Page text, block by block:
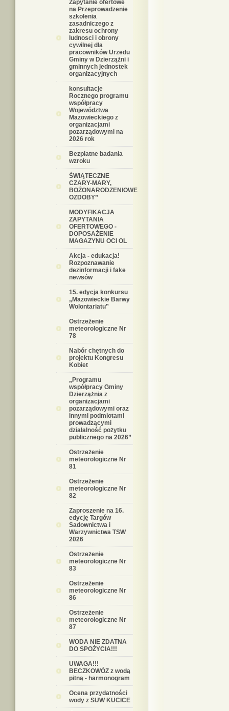
Zapytanie ofertowe
na Przeprowadzenie
szkolenia
zasadniczego z
zakresu ochrony
ludnosci i obrony
cywilnej dla
pracowników Urzedu
Gminy w Dzierzążni i
gminnych jednostek
organizacyjnych
konsultacje
Rocznego programu
współpracy
Województwa
Mazowieckiego z
organizacjami
pozarządowymi na
2026 rok
Bezpłatne badania
wzroku
ŚWIĄTECZNE
CZARY-MARY,
BOŻONARODZENIOWE
OZDOBY”
MODYFIKACJA
ZAPYTANIA
OFERTOWEGO -
DOPOSAŻENIE
MAGAZYNU OCI OL
Akcja - edukacja!
Rozpoznawanie
dezinformacji i fake
newsów
15. edycja konkursu
„Mazowieckie Barwy
Wolontariatu”
Ostrzeżenie
meteorologiczne Nr
78
Nabór chętnych do
projektu Kongresu
Kobiet
„Programu
współpracy Gminy
Dzierzążnia z
organizacjami
pozarządowymi oraz
innymi podmiotami
prowadzącymi
działalność pożytku
publicznego na 2026”
Ostrzeżenie
meteorologiczne Nr
81
Ostrzeżenie
meteorologiczne Nr
82
Zaproszenie na 16.
edycję Targów
Sadownictwa i
Warzywnictwa TSW
2026
Ostrzeżenie
meteorologiczne Nr
83
Ostrzeżenie
meteorologiczne Nr
86
Ostrzeżenie
meteorologiczne Nr
87
WODA NIE ZDATNA
DO SPOŻYCIA!!!
UWAGA!!!
BECZKOWÓZ z wodą
pitną - harmonogram
Ocena przydatności
wody z SUW KUCICE